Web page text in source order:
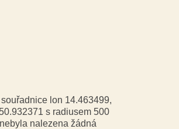
souřadnice lon 14.463499,
s radiusem 500
nebyla nalezena žádná